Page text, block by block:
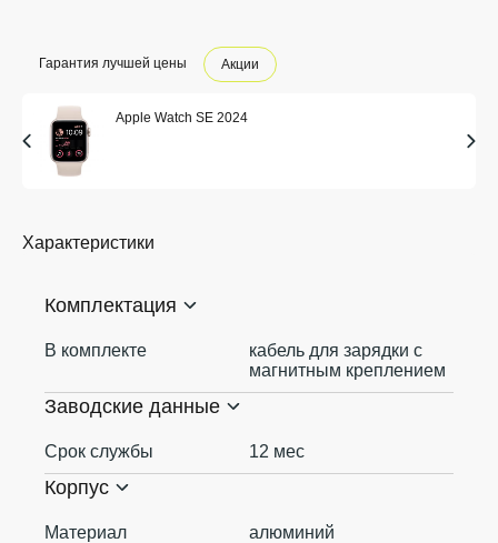
Гарантия лучшей цены Акции
Apple Watch SE 2024
Характеристики
Комплектация
В комплекте
кабель для зарядки с
магнитным креплением
Заводские данные
Срок службы 12 мес
Корпус
Материал
алюминий